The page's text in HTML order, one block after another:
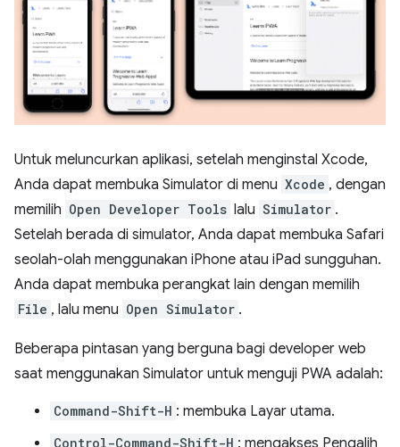
Untuk meluncurkan aplikasi, setelah menginstal Xcode,
Anda dapat membuka Simulator di menu Xcode , dengan
memilih Open Developer Tools lalu Simulator .
Setelah berada di simulator, Anda dapat membuka Safari
seolah-olah menggunakan iPhone atau iPad sungguhan.
Anda dapat membuka perangkat lain dengan memilih
File , lalu menu Open Simulator .
Beberapa pintasan yang berguna bagi developer web
saat menggunakan Simulator untuk menguji PWA adalah:
Command-Shift-H : membuka Layar utama.
Control-Command-Shift-H : mengakses Pengalih